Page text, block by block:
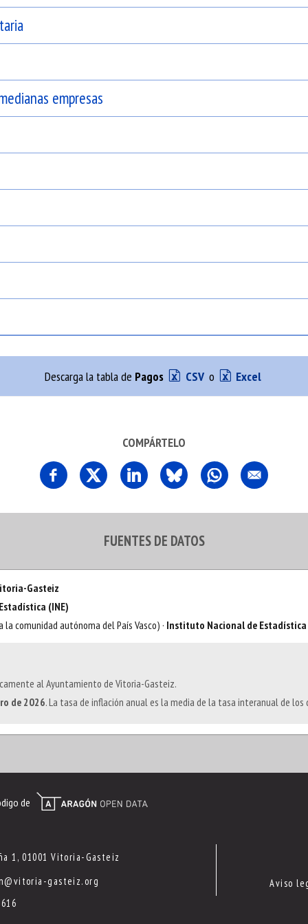
empresas
Descarga la tabla de Pagos CSV o Excel
COMPÁRTELO
FUENTES DE DATOS
Gasteiz
(INE)
comunidad autónoma del País Vasco) · Instituto Nacional de Estadística
al Ayuntamiento de Vitoria-Gasteiz.
de 2026. La tasa de inflación anual es la media de la tasa interanual de los
de
1, 01001 Vitoria-Gasteiz
gasteiz.org
Aviso